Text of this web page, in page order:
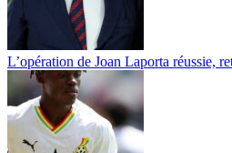
L’opération de Joan Laporta réussie,